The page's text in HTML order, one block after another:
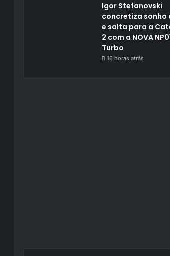
Igor Stefanovski
concretiza sonho
e salta para a
2 com a NOVA
Turbo
16 horas atrás